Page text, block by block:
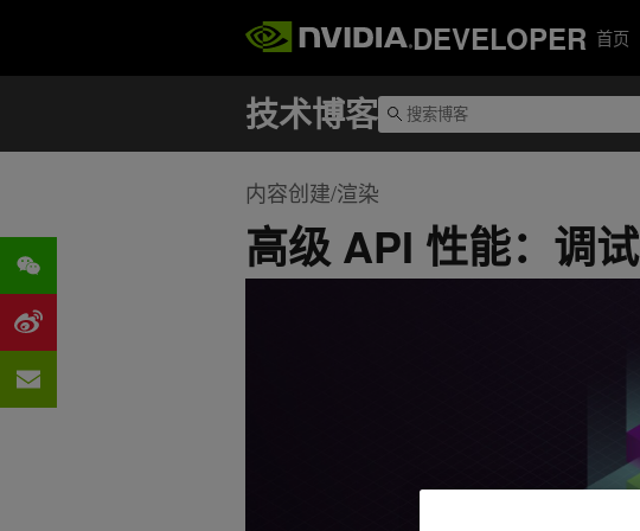
DEVELOPER 首页
内容创建/渲染
高级 API 性能：调试